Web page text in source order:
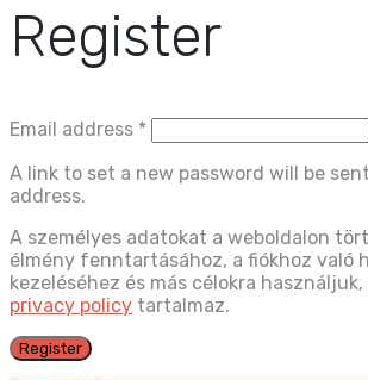
Register
Email address *
A link to set a new password will be
address.
A személyes adatokat a weboldalon
élmény fenntartásához, a fiókhoz való
kezeléséhez és más célokra
privacy policy tartalmaz.
Register